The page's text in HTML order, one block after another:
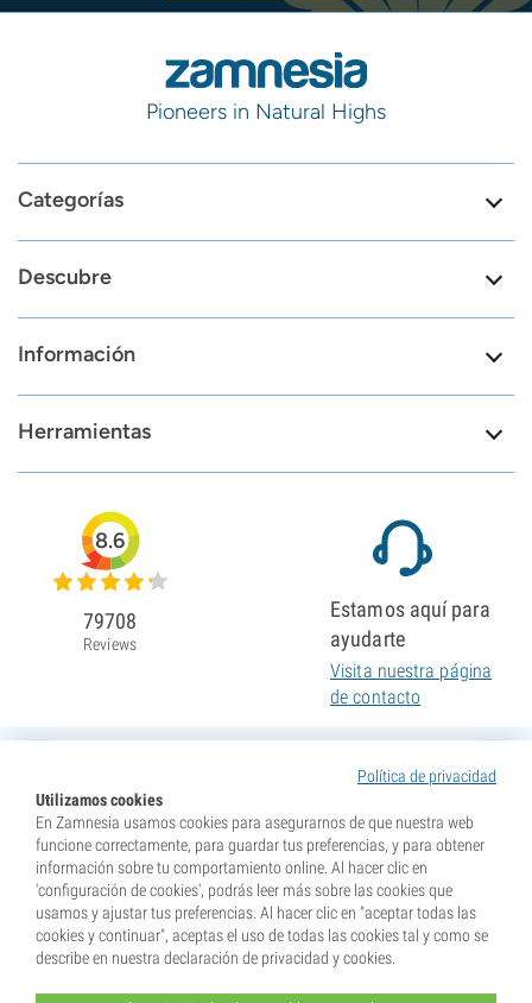
Pioneers in Natural Highs
Categorías
Descubre
Información
Herramientas
Política de privacidad
Utilizamos cookies
En Zamnesia usamos cookies para asegurarnos de que nuestra web
funcione correctamente, para guardar tus preferencias, y para obtener
información sobre tu comportamiento online. Al hacer clic en
'configuración de cookies', podrás leer más sobre las cookies que
usamos y ajustar tus preferencias. Al hacer clic en "aceptar todas las
cookies y continuar", aceptas el uso de todas las cookies tal y como se
describe en nuestra declaración de privacidad y cookies.
8.6
79708
Reviews
Estamos aquí para
ayudarte
Visita nuestra página
de contacto